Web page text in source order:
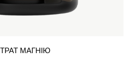
МАГНІЮ